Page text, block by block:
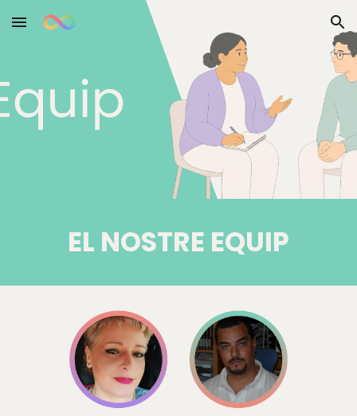
Skip to main content Skip to navigation
EL NOSTRE EQUIP